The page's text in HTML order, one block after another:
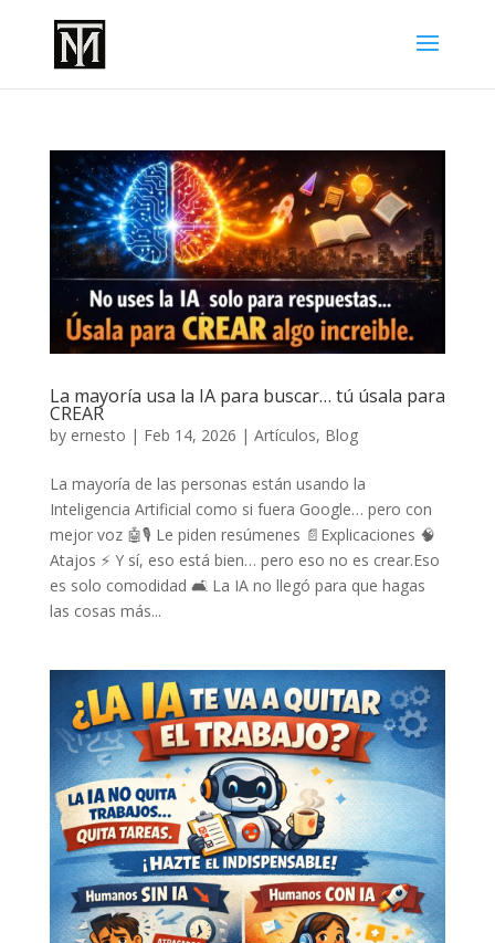
La mayoría usa la IA para buscar… tú úsala para
CREAR
by ernesto | Feb 14, 2026 | Artículos, Blog
La mayoría de las personas están usando la
Inteligencia Artificial como si fuera Google… pero con
mejor voz 🤖🎙️ Le piden resúmenes 📄Explicaciones 🧠
Atajos ⚡ Y sí, eso está bien… pero eso no es crear.Eso
es solo comodidad 🛋️ La IA no llegó para que hagas
las cosas más...